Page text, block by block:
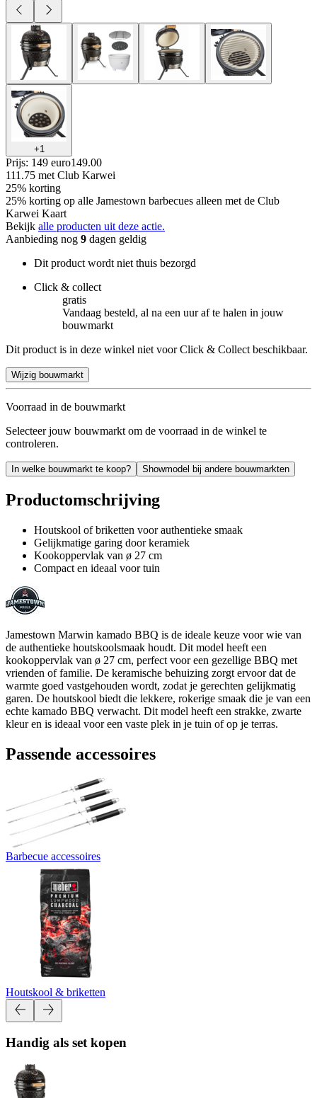
+1
Prijs: 149 euro149.00
111.75 met Club Karwei
25% korting
25% korting op alle Jamestown barbecues alleen met de Club
Karwei Kaart
Bekijk alle producten uit deze actie.
Aanbieding nog 9 dagen geldig
Dit product wordt niet thuis bezorgd
Click & collect
gratis
Vandaag besteld, al na een uur af te halen in jouw
bouwmarkt
Dit product is in deze winkel niet voor Click & Collect beschikbaar.
Wijzig bouwmarkt
Voorraad in de bouwmarkt
Selecteer jouw bouwmarkt om de voorraad in de winkel te
controleren.
In welke bouwmarkt te koop? Showmodel bij andere bouwmarkten
Productomschrijving
Houtskool of briketten voor authentieke smaak
Gelijkmatige garing door keramiek
Kookoppervlak van ø 27 cm
Compact en ideaal voor tuin
Jamestown Marwin kamado BBQ is de ideale keuze voor wie van
de authentieke houtskoolsmaak houdt. Dit model heeft een
kookoppervlak van ø 27 cm, perfect voor een gezellige BBQ met
vrienden of familie. De keramische behuizing zorgt ervoor dat de
warmte goed vastgehouden wordt, zodat je gerechten gelijkmatig
garen. De houtskool biedt die lekkere, rokerige smaak die je van een
echte kamado BBQ verwacht. Dit model heeft een strakke, zwarte
kleur en is ideaal voor een vaste plek in je tuin of op je terras.
Passende accessoires
Barbecue accessoires
Houtskool & briketten
Handig als set kopen